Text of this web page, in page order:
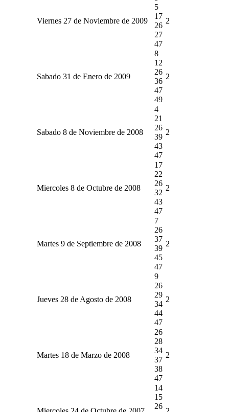
Viernes 27 de Noviembre de 2009
5
17
26
27
47
2
Sabado 31 de Enero de 2009
8
12
26
36
47
49
2
Sabado 8 de Noviembre de 2008
4
21
26
39
43
47
2
Miercoles 8 de Octubre de 2008
17
22
26
32
43
47
2
Martes 9 de Septiembre de 2008
7
26
37
39
45
47
2
Jueves 28 de Agosto de 2008
9
26
29
34
44
47
2
Martes 18 de Marzo de 2008
26
28
34
37
38
47
2
14
15
26